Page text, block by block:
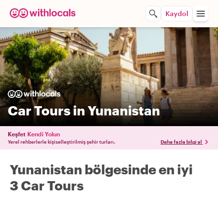
Kaydol
Car Tours in Yunanistan
Keşfet Kendi Yolun
Yerel rehberlerle kişiselleştirilmiş şehir turları. Daha fazla bilgi al
Yunanistan bölgesinde en iyi
3 Car Tours